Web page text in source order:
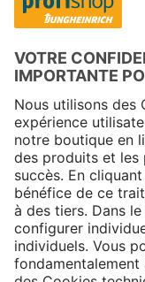
Copyright © 2025
S'inscrire →